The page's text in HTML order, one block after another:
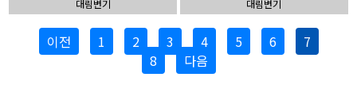
대림변기 대림변기
이전 1 2 3 4 5 6
7
8
다음